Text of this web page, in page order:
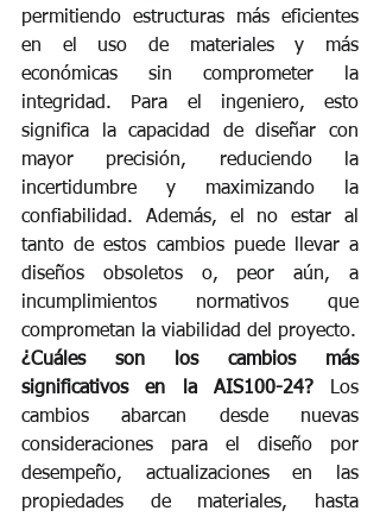
permitiendo estructuras más eficientes
en el uso de materiales y más
económicas sin comprometer la
integridad. Para el ingeniero, esto
significa la capacidad de diseñar con
mayor precisión, reduciendo la
incertidumbre y maximizando la
confiabilidad. Además, el no estar al
tanto de estos cambios puede llevar a
diseños obsoletos o, peor aún, a
incumplimientos normativos que
comprometan la viabilidad del proyecto.
¿Cuáles son los cambios más
significativos en la AIS100-24? Los
cambios abarcan desde nuevas
consideraciones para el diseño por
desempeño, actualizaciones en las
propiedades de materiales, hasta